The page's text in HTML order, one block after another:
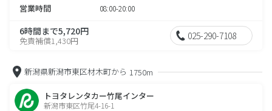
営業時間 08:00-20:00
6時間まで5,720円
免責補償1,430円 025-290-7108
新潟県新潟市東区材木町から 1750m
トヨタレンタカー竹尾インター
新潟市東区竹尾4-16-1